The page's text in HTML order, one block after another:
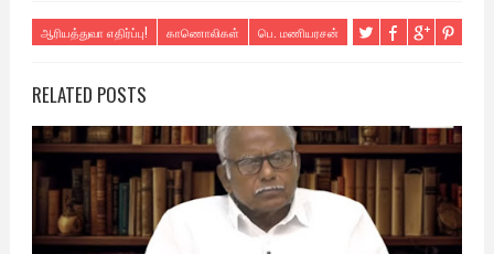
ஆரியத்துவா எதிர்ப்பு! காணொலிகள் பெ. மணியரசன்
RELATED POSTS